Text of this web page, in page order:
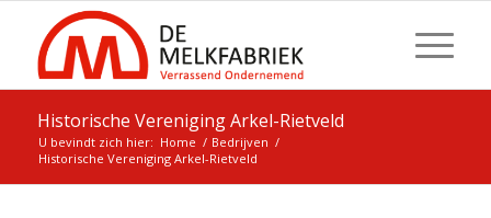
Historische Vereniging Arkel-Rietveld
U bevindt zich hier: Home / Bedrijven /
Historische Vereniging Arkel-Rietveld